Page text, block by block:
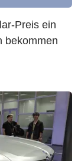
Preis ein
bekommen